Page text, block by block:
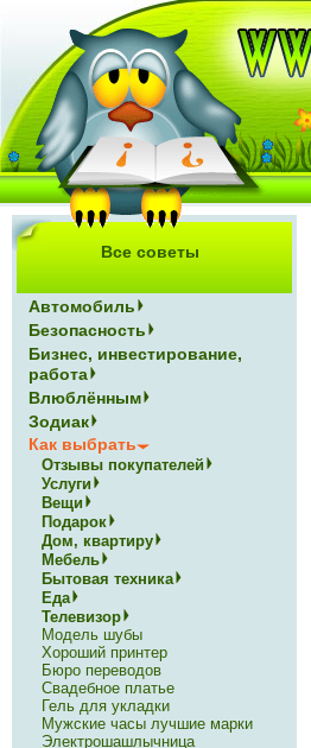
Все советы
Автомобиль
Безопасность
Бизнес, инвестирование,
работа
Влюблённым
Зодиак
Как выбрать
Отзывы покупателей
Услуги
Вещи
Подарок
Дом, квартиру
Мебель
Бытовая техника
Еда
Телевизор
Модель шубы
Хороший принтер
Бюро переводов
Свадебное платье
Гель для укладки
Мужские часы лучшие марки
Электрошашлычница